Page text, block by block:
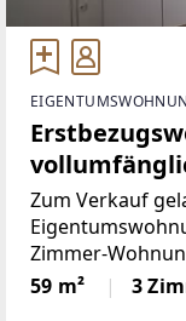
Zum Verkauf
Zimmer-
So wurde unter
erneuert und
59 m² 3